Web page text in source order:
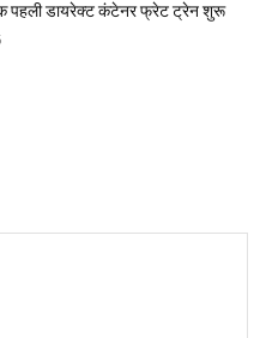
पहली डायरेक्ट कंटेनर फ्रेट ट्रेन शुरू